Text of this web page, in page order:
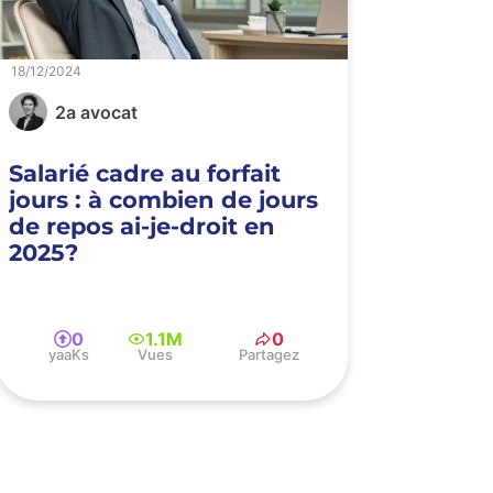
2a avocat
Salarié cadre au forfait
jours : à combien de jours
de repos ai-je-droit en
2025?
18/12/2024
0
yaaKs
1.1M
Vues
0
Partagez